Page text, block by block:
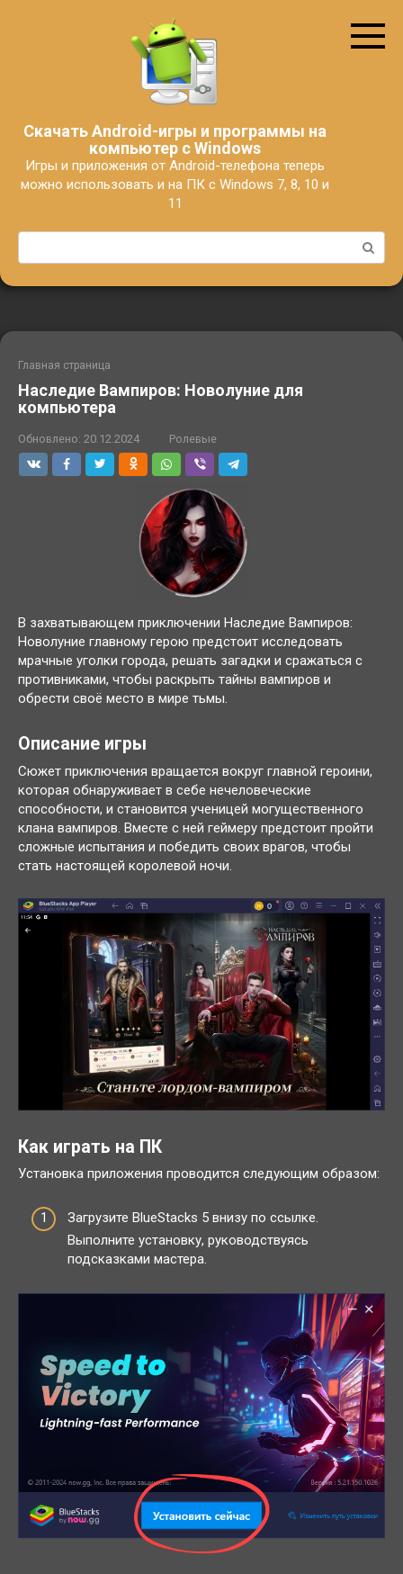
Скачать Android-игры и программы на
компьютер с Windows
Игры и приложения от Android-телефона теперь
можно использовать и на ПК с Windows 7, 8, 10 и
11
Поиск:
Главная страница
Наследие Вампиров: Новолуние для
компьютера
Обновлено: 20.12.2024 Ролевые
В захватывающем приключении Наследие Вампиров:
Новолуние главному герою предстоит исследовать
мрачные уголки города, решать загадки и сражаться с
противниками, чтобы раскрыть тайны вампиров и
обрести своё место в мире тьмы.
Описание игры
Сюжет приключения вращается вокруг главной героини,
которая обнаруживает в себе нечеловеческие
способности, и становится ученицей могущественного
клана вампиров. Вместе с ней геймеру предстоит пройти
сложные испытания и победить своих врагов, чтобы
стать настоящей королевой ночи.
Как играть на ПК
Установка приложения проводится следующим образом:
Загрузите BlueStacks 5 внизу по ссылке.
Выполните установку, руководствуясь
подсказками мастера.